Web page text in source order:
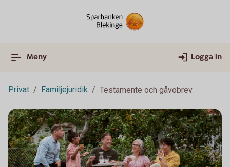
Meny Logga in
Privat Familjejuridik Testamente och gåvobrev